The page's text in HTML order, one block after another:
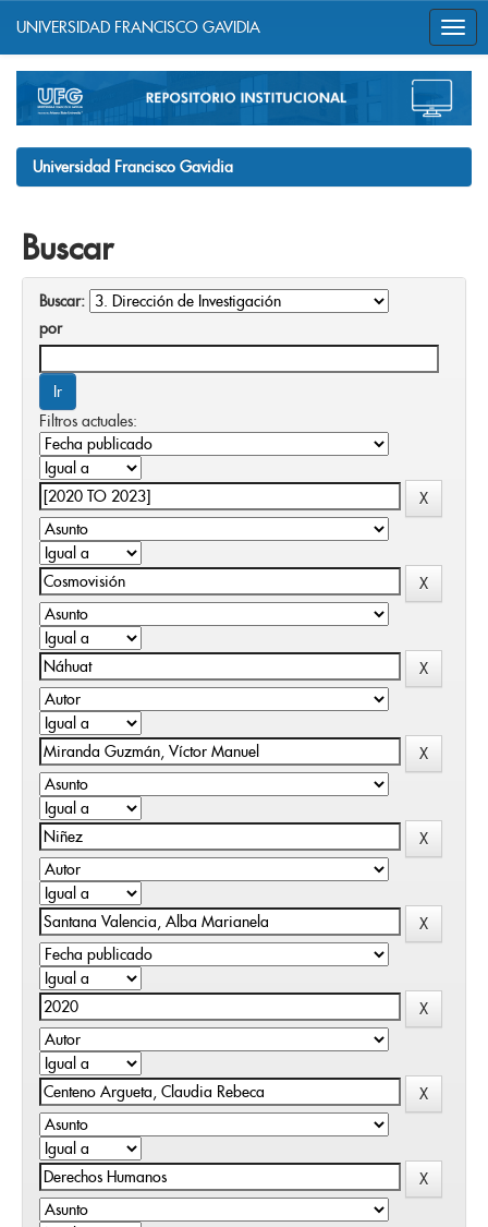
navigation
UNIVERSIDAD FRANCISCO GAVIDIA
Universidad Francisco Gavidia
Buscar
Buscar:
por
Filtros actuales: